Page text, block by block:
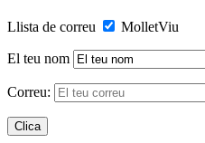
Llista de correu MolletViu
El teu nom
Correu: